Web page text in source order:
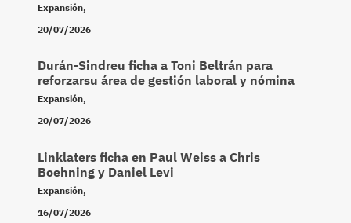
Expansión,
20/07/2026
Durán-Sindreu ficha a Toni Beltrán para
reforzarsu área de gestión laboral y nómina
Expansión,
20/07/2026
Linklaters ficha en Paul Weiss a Chris
Boehning y Daniel Levi
Expansión,
16/07/2026